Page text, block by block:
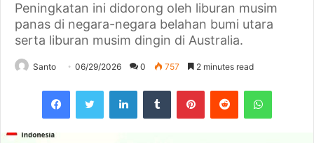
Peningkatan ini didorong oleh liburan musim
panas di negara-negara belahan bumi utara
serta liburan musim dingin di Australia.
Santo 06/29/2026 0 757 2 minutes read
FacebookTwitter LinkedInTumblr PinterestReddit